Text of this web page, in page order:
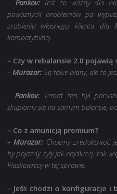
– Pankov:Jest to ważny dla
poważnych problemów po
zrobieniu własnego klienta dla
kompatybilnej.
– Czy w rebalansie 2.0
– Murazor: Są takie plany, ale to
– Pankov:Temat ten był
skupiamy się na samym balansie,
– Co z amunicją premium?
– Murazor: Chcemy zredukować
by pojazdy żyły jak najdłużej, tak
Piaskownicy w tej sprawie.
– Jeśli chodzi o konfiguracje i